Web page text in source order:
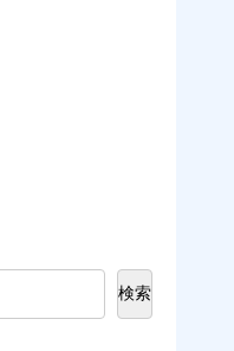
検索